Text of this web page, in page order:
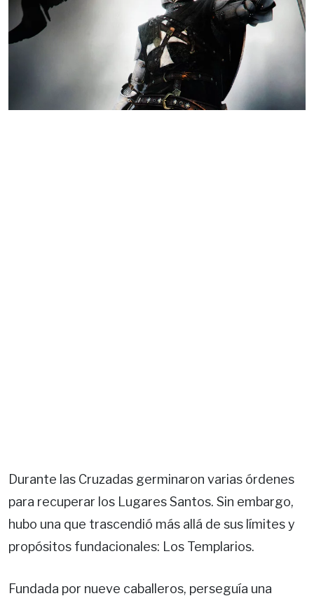
Durante las Cruzadas germinaron varias órdenes
para recuperar los Lugares Santos. Sin embargo,
hubo una que trascendió más allá de sus límites y
propósitos fundacionales: Los Templarios.
Fundada por nueve caballeros, perseguía una